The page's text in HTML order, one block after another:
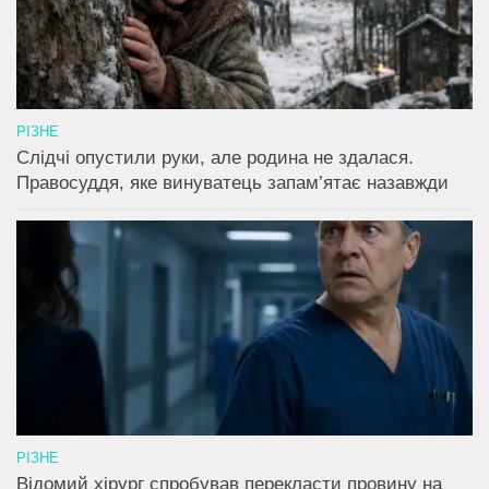
РІЗНЕ
Слідчі опустили руки, але родина не здалася.
Правосуддя, яке винуватець запам’ятає назавжди
РІЗНЕ
Відомий хірург спробував перекласти провину на